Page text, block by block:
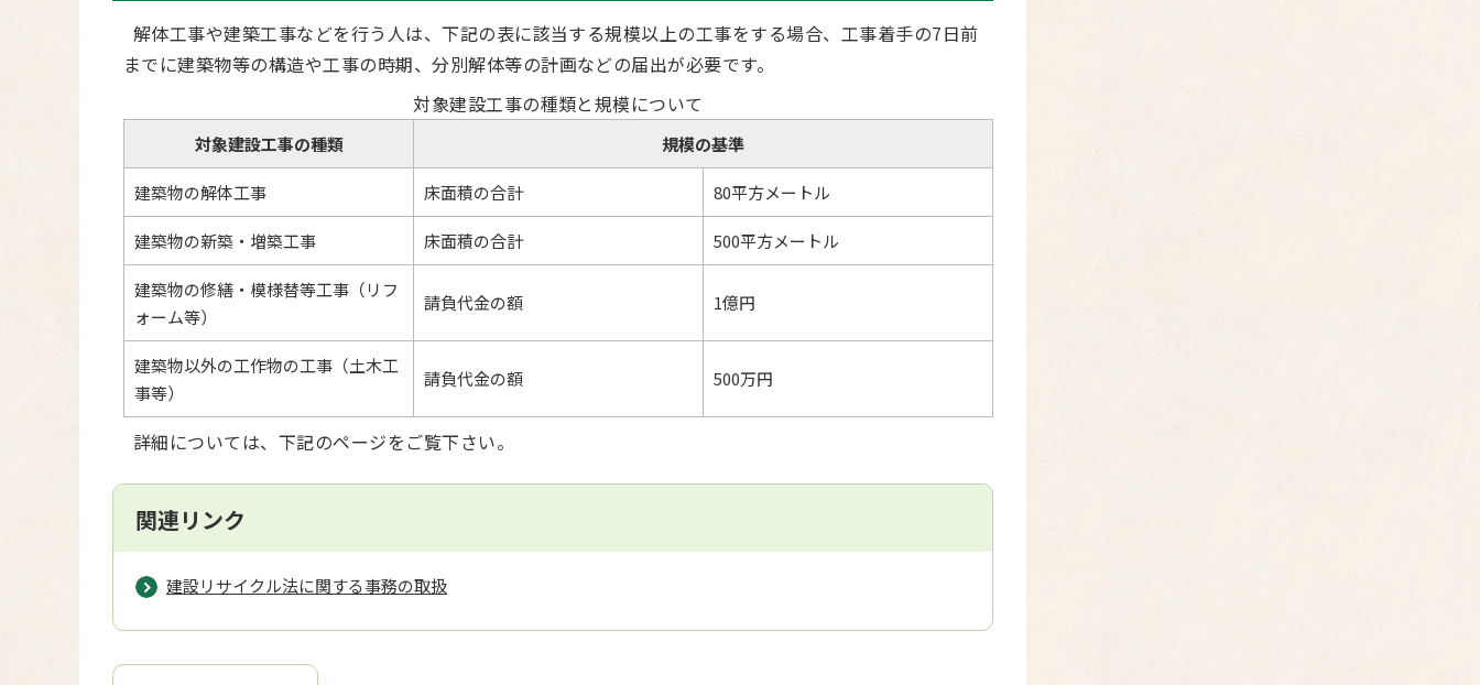
解体工事や建築工事などを行う人は、下記の表に該当する規模以上の工事をする場合、工事着手の7日前
までに建築物等の構造や工事の時期、分別解体等の計画などの届出が必要です。
対象建設工事の種類と規模について
対象建設工事の種類 規模の基準
建築物の解体工事 床面積の合計 80平方メートル
建築物の新築・増築工事 床面積の合計 500平方メートル
建築物の修繕・模様替等工事（リフ
ォーム等）
請負代金の額 1億円
建築物以外の工作物の工事（土木工
事等）
請負代金の額 500万円
詳細については、下記のページをご覧下さい。
関連リンク
建設リサイクル法に関する事務の取扱